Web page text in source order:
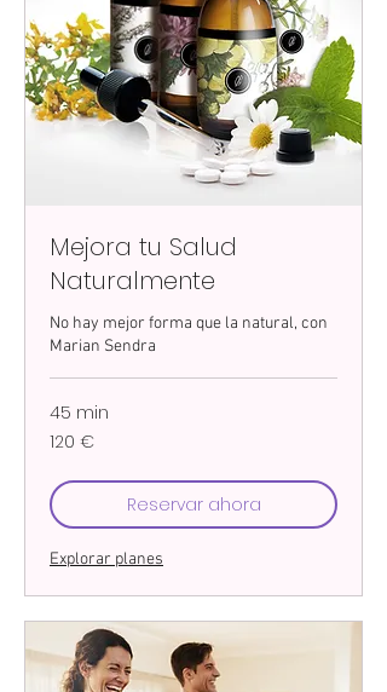
Mejora tu Salud
Naturalmente
No hay mejor forma que la natural, con
Marian Sendra
45 min
120
euros
120 €
Reservar ahora
Explorar planes